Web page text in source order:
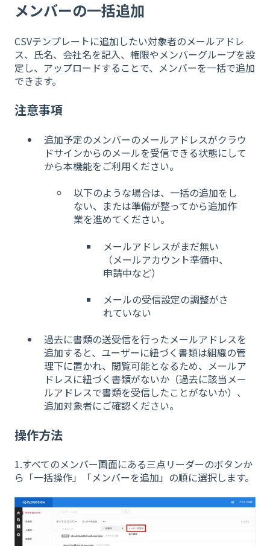
メンバーの一括追加
CSVテンプレートに追加したい対象者のメールアドレ
ス、氏名、会社名を記入、権限やメンバーグループを設
定し、アップロードすることで、メンバーを一括で追加
できます。
注意事項
追加予定のメンバーのメールアドレスがクラウ
ドサインからのメールを受信できる状態にして
から本機能をご利用ください。
以下のような場合は、一括の追加をし
ない、または準備が整ってから追加作
業を進めてください。
メールアドレスがまだ無い
（メールアカウント準備中、
申請中など）
メールの受信設定の調整がさ
れていない
過去に書類の送受信を行ったメールアドレスを
追加すると、ユーザーに紐づく書類は組織の管
理下に置かれ、閲覧可能となるため、メールア
ドレスに紐づく書類がないか（過去に該当メー
ルアドレスで書類を受信したことがないか）、
追加対象者にご確認ください。
操作方法
1.すべてのメンバー画面にある三点リーダーのボタンか
ら「一括操作」「メンバーを追加」の順に選択します。